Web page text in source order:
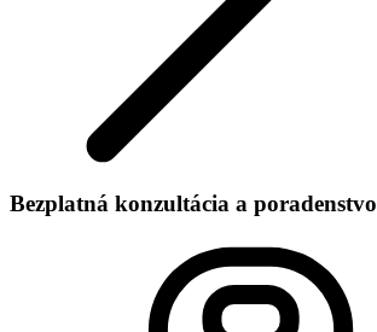
Bezplatná konzultácia a poradenstvo